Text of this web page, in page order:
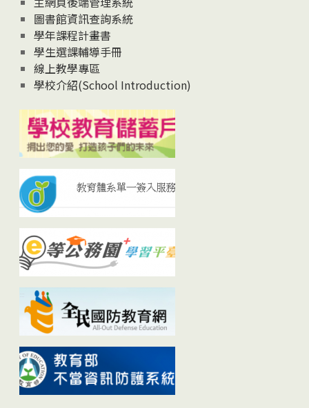
圖書館資訊查詢系統
學年課程計畫書
學生選課輔導手冊
線上教學專區
學校介紹(School Introduction)